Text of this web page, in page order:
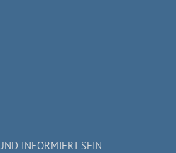
INFORMIERT SEIN